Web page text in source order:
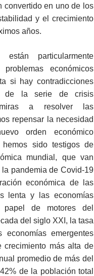
convertido en uno de los
y el crecimiento
años.
particularmente
económicos
si hay contradicciones
de la serie de crisis
a resolver las
repensar la necesidad
orden económico
sido testigos de
mundial, que van
pandemia de Covid-19
económica de las
lenta y las economías
papel de motores del
del siglo XXI, la tasa
emergentes
más alta de
promedio de más del
de la población total